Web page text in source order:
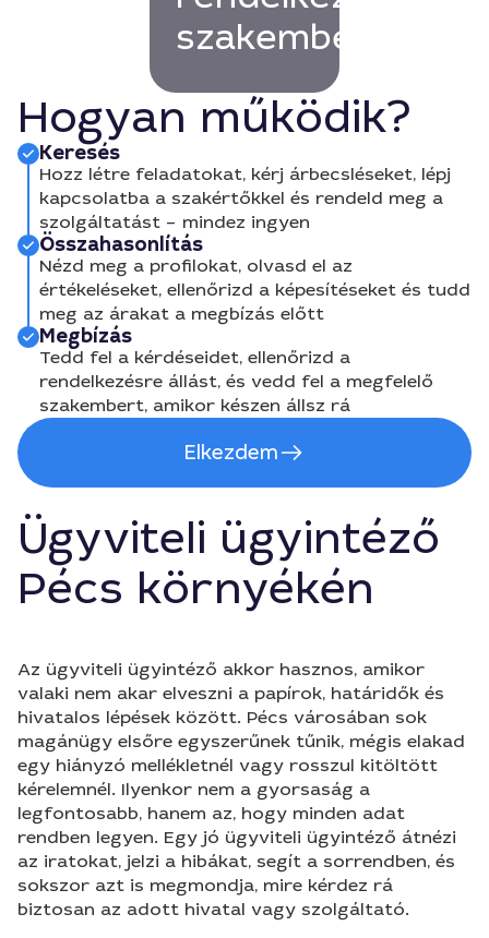
szakembert!
Hogyan működik?
Keresés
Hozz létre feladatokat, kérj árbecsléseket, lépj
kapcsolatba a szakértőkkel és rendeld meg a
szolgáltatást – mindez ingyen
Összahasonlítás
Nézd meg a profilokat, olvasd el az
értékeléseket, ellenőrizd a képesítéseket és tudd
meg az árakat a megbízás előtt
Megbízás
Tedd fel a kérdéseidet, ellenőrizd a
rendelkezésre állást, és vedd fel a megfelelő
szakembert, amikor készen állsz rá
Elkezdem
Ügyviteli ügyintéző
Pécs környékén
Az ügyviteli ügyintéző akkor hasznos, amikor
valaki nem akar elveszni a papírok, határidők és
hivatalos lépések között. Pécs városában sok
magánügy elsőre egyszerűnek tűnik, mégis elakad
egy hiányzó mellékletnél vagy rosszul kitöltött
kérelemnél. Ilyenkor nem a gyorsaság a
legfontosabb, hanem az, hogy minden adat
rendben legyen. Egy jó ügyviteli ügyintéző átnézi
az iratokat, jelzi a hibákat, segít a sorrendben, és
sokszor azt is megmondja, mire kérdez rá
biztosan az adott hivatal vagy szolgáltató.